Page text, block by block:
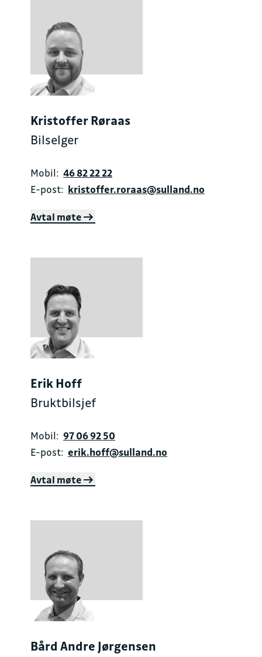
Kristoffer Røraas
Bilselger
Mobil: 46 82 22 22
E-post: kristoffer.roraas@sulland.no
Avtal møte
Erik Hoff
Bruktbilsjef
Mobil: 97 06 92 50
E-post: erik.hoff@sulland.no
Avtal møte
Bård Andre Jørgensen